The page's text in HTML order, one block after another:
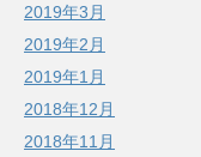
2019年3月
2019年2月
2019年1月
2018年12月
2018年11月